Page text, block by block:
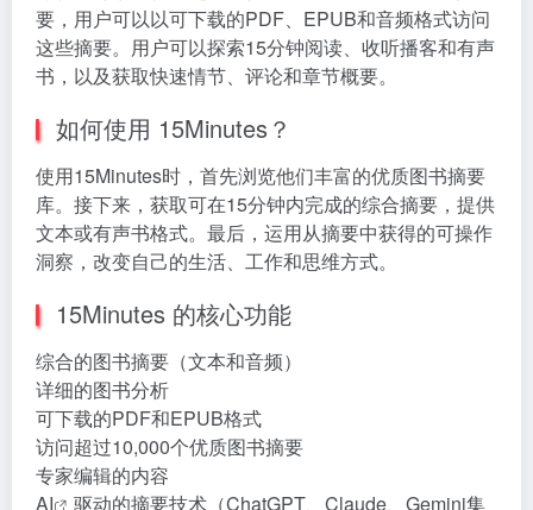
要，用户可以以可下载的PDF、EPUB和音频格式访问
这些摘要。用户可以探索15分钟阅读、收听播客和有声
书，以及获取快速情节、评论和章节概要。
如何使用 15Minutes？
使用15Minutes时，首先浏览他们丰富的优质图书摘要
库。接下来，获取可在15分钟内完成的综合摘要，提供
文本或有声书格式。最后，运用从摘要中获得的可操作
洞察，改变自己的生活、工作和思维方式。
15Minutes 的核心功能
综合的图书摘要（文本和音频）
详细的图书分析
可下载的PDF和EPUB格式
访问超过10,000个优质图书摘要
专家编辑的内容
AI
驱动的摘要技术（ChatGPT、Claude、Gemini集